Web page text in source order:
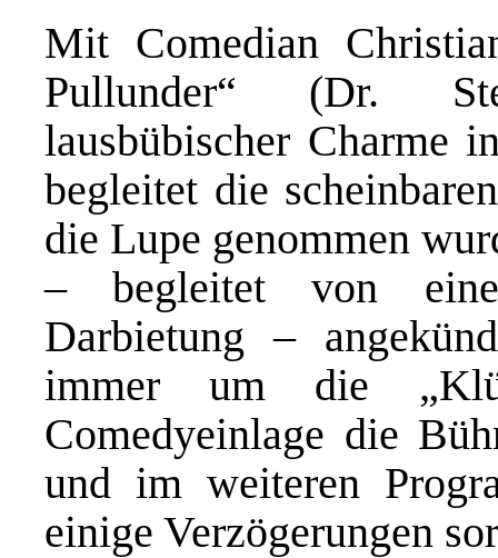
Mit Comedian
Pullunder“ (Dr.
lausbübischer Charme
begleitet die
die Lupe genommen
– begleitet von
Darbietung –
immer um die
Comedyeinlage die
und im weiteren
einige Verzögerungen